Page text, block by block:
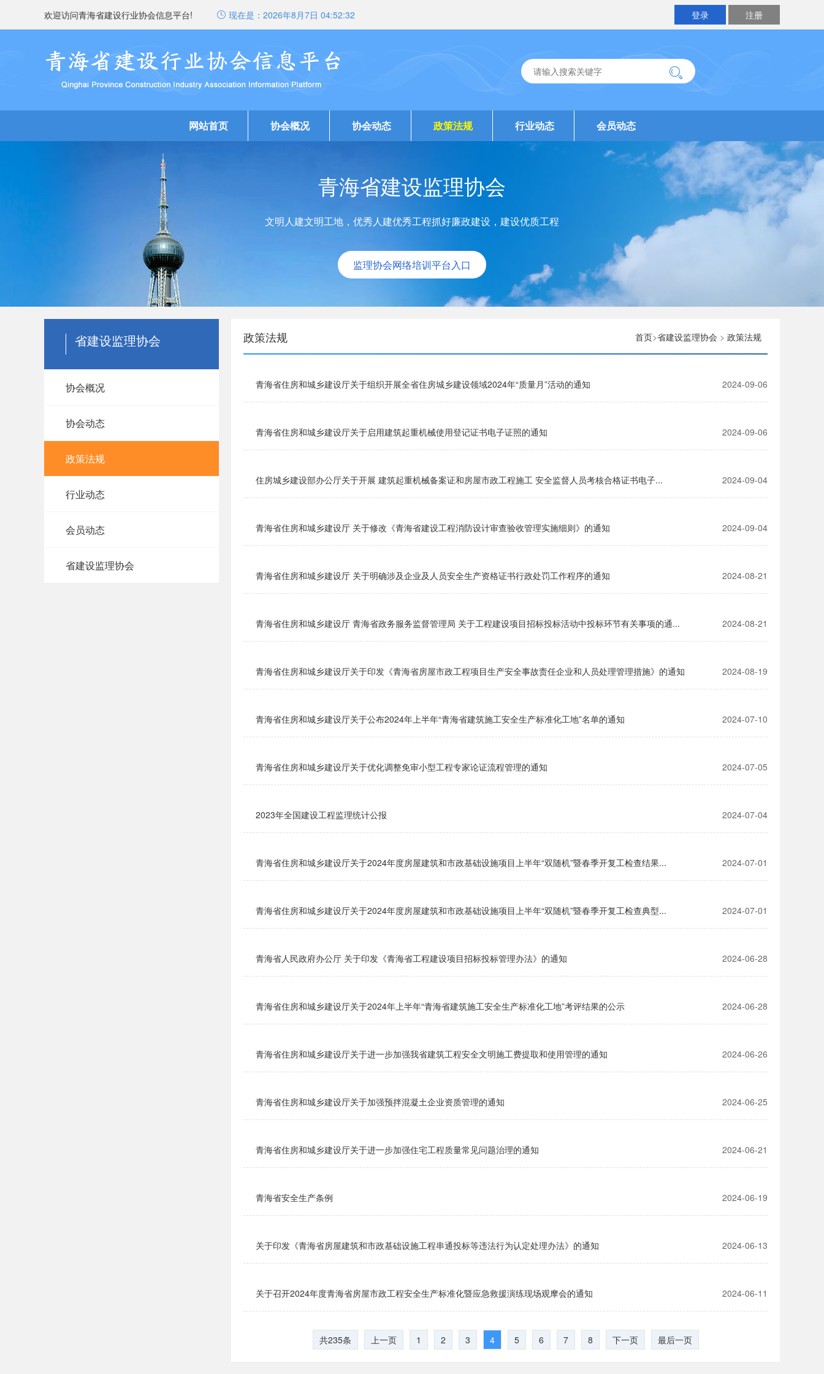
欢迎访问青海省建设行业协会信息平台! 现在是： 2026年8月7日 04:52:33 注册
登录
网站首页 协会概况 协会动态 政策法规 行业动态 会员动态
青海省建设监理协会
文明人建文明工地，优秀人建优秀工程抓好廉政建设，建设优质工程
监理协会网络培训平台入口
省建设监理协会
协会概况
协会动态
政策法规
行业动态
会员动态
省建设监理协会
政策法规 首页>省建设监理协会 > 政策法规
青海省住房和城乡建设厅关于组织开展全省住房城乡建设领域2024年“质量月”活动的通知 2024-09-06
青海省住房和城乡建设厅关于启用建筑起重机械使用登记证书电子证照的通知 2024-09-06
住房城乡建设部办公厅关于开展 建筑起重机械备案证和房屋市政工程施工 安全监督人员考核合格证书电子... 2024-09-04
青海省住房和城乡建设厅 关于修改《青海省建设工程消防设计审查验收管理实施细则》的通知 2024-09-04
青海省住房和城乡建设厅 关于明确涉及企业及人员安全生产资格证书行政处罚工作程序的通知 2024-08-21
青海省住房和城乡建设厅 青海省政务服务监督管理局 关于工程建设项目招标投标活动中投标环节有关事项的通... 2024-08-21
青海省住房和城乡建设厅关于印发《青海省房屋市政工程项目生产安全事故责任企业和人员处理管理措施》的通知 2024-08-19
青海省住房和城乡建设厅关于公布2024年上半年“青海省建筑施工安全生产标准化工地”名单的通知 2024-07-10
青海省住房和城乡建设厅关于优化调整免审小型工程专家论证流程管理的通知 2024-07-05
2023年全国建设工程监理统计公报 2024-07-04
青海省住房和城乡建设厅关于2024年度房屋建筑和市政基础设施项目上半年“双随机”暨春季开复工检查结果... 2024-07-01
青海省住房和城乡建设厅关于2024年度房屋建筑和市政基础设施项目上半年“双随机”暨春季开复工检查典型... 2024-07-01
青海省人民政府办公厅 关于印发《青海省工程建设项目招标投标管理办法》的通知 2024-06-28
青海省住房和城乡建设厅关于2024年上半年“青海省建筑施工安全生产标准化工地”考评结果的公示 2024-06-28
青海省住房和城乡建设厅关于进一步加强我省建筑工程安全文明施工费提取和使用管理的通知 2024-06-26
青海省住房和城乡建设厅关于加强预拌混凝土企业资质管理的通知 2024-06-25
青海省住房和城乡建设厅关于进一步加强住宅工程质量常见问题治理的通知 2024-06-21
青海省安全生产条例 2024-06-19
关于印发《青海省房屋建筑和市政基础设施工程串通投标等违法行为认定处理办法》的通知 2024-06-13
关于召开2024年度青海省房屋市政工程安全生产标准化暨应急救援演练现场观摩会的通知 2024-06-11
共235条 上一页 1 2 3 4 5 6 7 8 下一页 最后一页